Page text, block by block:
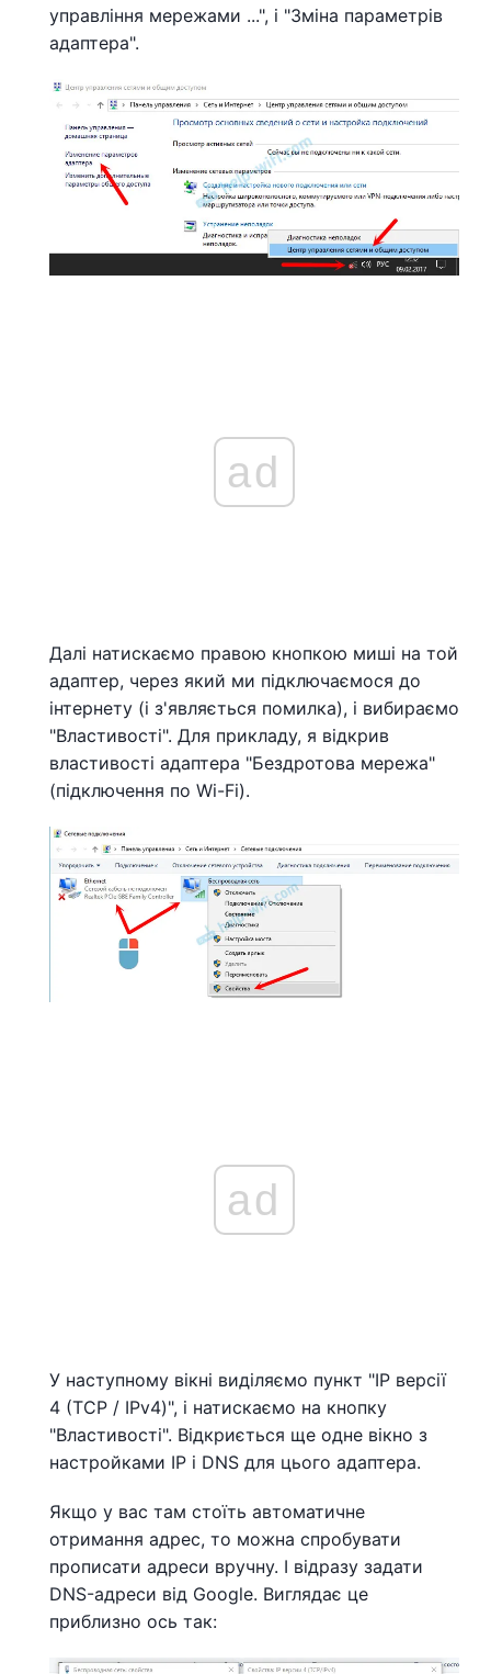
управління мережами ...", і "Зміна параметрів
адаптера".
ad
Далі натискаємо правою кнопкою миші на той
адаптер, через який ми підключаємося до
інтернету (і з'являється помилка), і вибираємо
"Властивості". Для прикладу, я відкрив
властивості адаптера "Бездротова мережа"
(підключення по Wi-Fi).
ad
У наступному вікні виділяємо пункт "IP версії
4 (TCP / IPv4)", і натискаємо на кнопку
"Властивості". Відкриється ще одне вікно з
настройками IP і DNS для цього адаптера.
Якщо у вас там стоїть автоматичне
отримання адрес, то можна спробувати
прописати адреси вручну. І відразу задати
DNS-адреси від Google. Виглядає це
приблизно ось так: